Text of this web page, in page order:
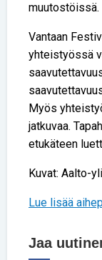
muutostöissä.
Vantaan
yhteistyössä
Myös
jatkuvaa.
etukäteen
Kuvat: Aalto-
Lue lisää
Jaa